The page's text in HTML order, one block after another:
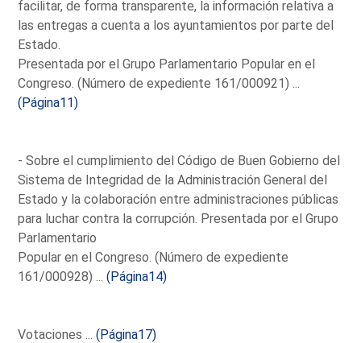
facilitar, de forma transparente, la información relativa a
las entregas a cuenta a los ayuntamientos por parte del
Estado.
Presentada por el Grupo Parlamentario Popular en el
Congreso. (Número de expediente 161/000921) ...
(Página11)
- Sobre el cumplimiento del Código de Buen Gobierno del
Sistema de Integridad de la Administración General del
Estado y la colaboración entre administraciones públicas
para luchar contra la corrupción. Presentada por el Grupo
Parlamentario
Popular en el Congreso. (Número de expediente
161/000928) ...(Página14)
Votaciones ...(Página17)